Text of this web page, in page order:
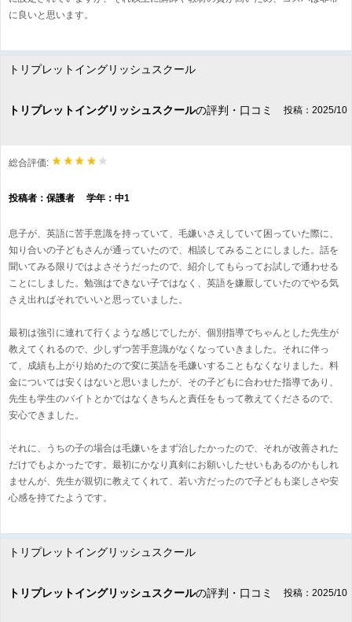
に良いと思います。
トリプレットイングリッシュスクール
トリプレットイングリッシュスクールの評判・口コミ 投稿：2025/10
総合評価:
投稿者：保護者 学年：中1
息子が、英語に苦手意識を持っていて、毛嫌いさえしていて困っていた際に、
知り合いの子どもさんが通っていたので、相談してみることにしました。話を
聞いてみる限りではよさそうだったので、紹介してもらってお試しで通わせる
ことにしました。勉強はできない子ではなく、英語を嫌厭していたのでやる気
さえ出ればそれでいいと思っていました。
最初は強引に連れて行くような感じでしたが、個別指導でちゃんとした先生が
教えてくれるので、少しずつ苦手意識がなくなっていきました。それに伴っ
て、成績も上がり始めたので変に英語を毛嫌いすることもなくなりました。料
金については安くはないと思いましたが、その子どもに合わせた指導であり、
先生も学生のバイトとかではなくきちんと責任をもって教えてくださるので、
安心できました。
それに、うちの子の場合は毛嫌いをまず治したかったので、それが改善された
だけでもよかったです。最初にかなり真剣にお願いしたせいもあるのかもしれ
ませんが、先生が親切に教えてくれて、若い方だったので子どもも楽しさや安
心感を持てたようです。
トリプレットイングリッシュスクール
トリプレットイングリッシュスクールの評判・口コミ 投稿：2025/10